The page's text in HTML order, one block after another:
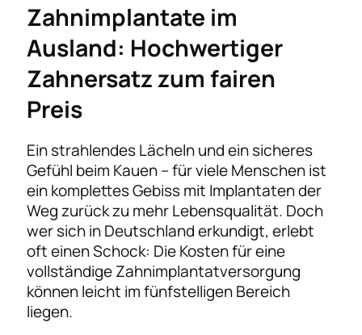
Zahnimplantate im
Ausland: Hochwertiger
Zahnersatz zum fairen
Preis
Ein strahlendes Lächeln und ein sicheres
Gefühl beim Kauen – für viele Menschen ist
ein komplettes Gebiss mit Implantaten der
Weg zurück zu mehr Lebensqualität. Doch
wer sich in Deutschland erkundigt, erlebt
oft einen Schock: Die Kosten für eine
vollständige Zahnimplantatversorgung
können leicht im fünfstelligen Bereich
liegen.